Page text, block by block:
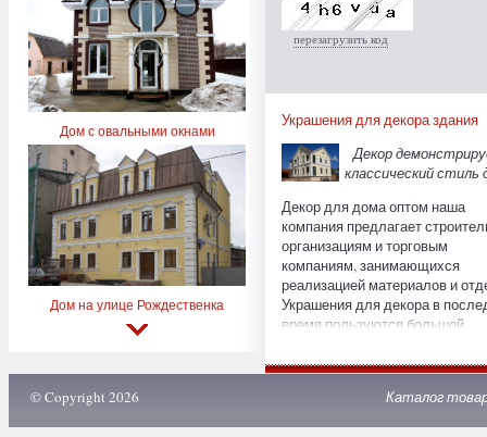
Дом с овальными окнами
Дом на улице Рождественка
перезагрузить код
Украшения для декора здания
Декор
классический стиль
Декор для дома оптом наша
компания предлагает
организациям и торговым
компаниям, занимающихся
реализацией материалов и
Украшения для декора в
время пользуются большой
застройщиков и владельцев
построить дом в историческом
© Copyright 2026 Каталог